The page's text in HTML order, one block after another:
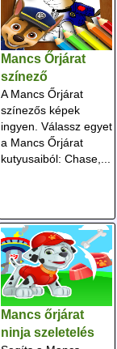
Mancs Őrjárat
színező
A Mancs Őrjárat
színezős képek
ingyen. Válassz egyet
a Mancs Őrjárat
kutyusaiból: Chase,...
Mancs őrjárat
ninja szeletelés